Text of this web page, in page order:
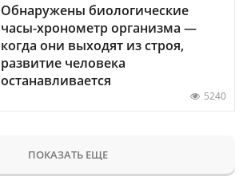
Обнаружены биологические
часы-хронометр организма —
когда они выходят из строя,
развитие человека
останавливается
5240
ПОКАЗАТЬ ЕЩЕ